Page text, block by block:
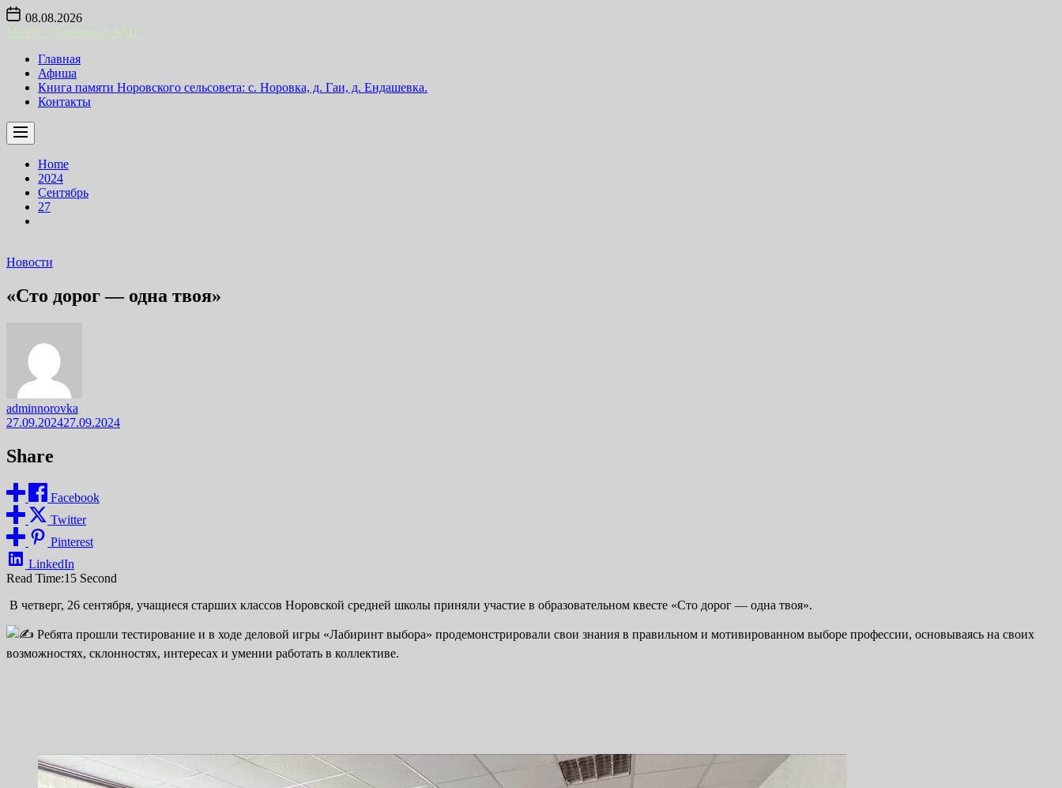
Skip
content
08.08.2026
Главная
Афиша
Книга памяти Норовского сельсовета: с. Норовка, д. Гаи, д. Ендашевка.
Контакты
Home
2024
Сентябрь
27
Новости
«Сто дорог — одна твоя»
adminnorovka
27.09.202427.09.2024
Share
Facebook
Twitter
Pinterest
LinkedIn
Read Time:15 Second
В четверг, 26 сентября, учащиеся старших классов Норовской средней школы приняли участие в образовательном квесте «Сто дорог — одна твоя».
Ребята прошли тестирование и в ходе деловой игры «Лабиринт выбора» продемонстрировали свои знания в правильном и мотивированном выборе профессии, основываясь на своих
возможностях, склонностях, интересах и умении работать в коллективе.